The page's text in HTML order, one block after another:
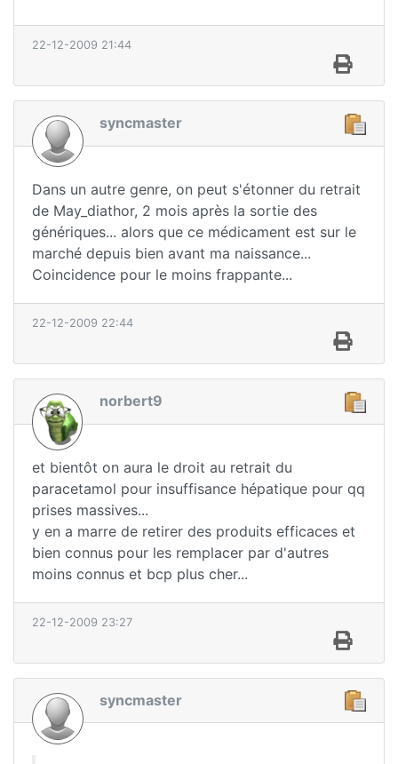
22-12-2009 21:44
syncmaster
Dans un autre genre, on peut s'étonner du retrait
de May_diathor, 2 mois après la sortie des
génériques... alors que ce médicament est sur le
marché depuis bien avant ma naissance...
Coincidence pour le moins frappante...
22-12-2009 22:44
norbert9
et bientôt on aura le droit au retrait du
paracetamol pour insuffisance hépatique pour qq
prises massives...
y en a marre de retirer des produits efficaces et
bien connus pour les remplacer par d'autres
moins connus et bcp plus cher...
22-12-2009 23:27
syncmaster